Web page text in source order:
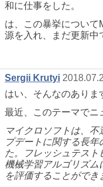
和に仕事をした。
は、この暴挙について
源を入れ、まだ更新中
Sergii Krutyi
はい、そんなのありま
最近、このテーマでニ
マイクロソフトは、
プデートに関する長
た。フレッシュテスト
機械学習アルゴリズム
を評価することができ